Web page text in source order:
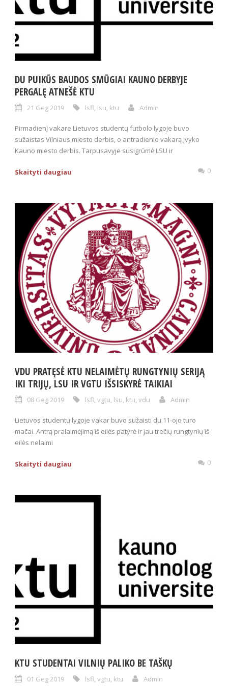
DU PUIKŪS BAUDOS SMŪGIAI KAUNO DERBYJE
PERGALĘ ATNEŠĖ KTU
21 Geg 2019 lsfl, lsu, ktu Admin
Pirmadienį vakare Lietuvos studentų futbolo lygoje buvo
sužaistas Vilniaus miesto derbis, o antradienio vakarą įvyko
Kauno miesto derbis. Tarpusavyje susigrūmė LSU ir
Skaityti daugiau 0
VDU PRATĘSĖ KTU NELAIMĖTŲ RUNGTYNIŲ SERIJĄ
IKI TRIJŲ, LSU IR VGTU IŠSISKYRĖ TAIKIAI
08 Geg 2019 lsfl, vgtu, lsu, ktu, vdu Admin
Lietuvos studentų lygoje vakar buvo sužaisti du 11-ojo turo
mačai. Antrą pralaimėjimą iš eilės patyrė ir jau trečių rungtynių iš
eilės nelaimi
Skaityti daugiau 0
KTU STUDENTAI VILNIŲ PALIKO BE TAŠKŲ
01 Geg 2019 lsfl, vgtu, ktu Admin